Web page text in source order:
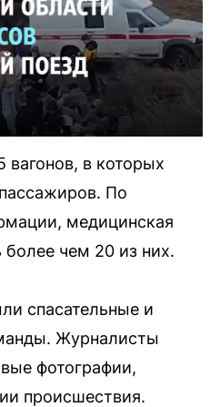
вагонов, в которых
По
медицинская
чем 20 из них.
спасательные и
Журналисты
фотографии,
происшествия.